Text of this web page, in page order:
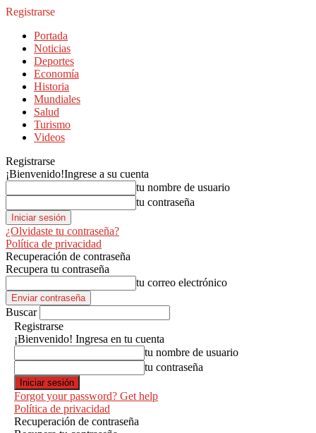
Registrarse
Portada
Noticias
Deportes
Economía
Historia
Mundiales
Salud
Turismo
Videos
Registrarse
¡Bienvenido!Ingrese a su cuenta
tu nombre de usuario
tu contraseña
¿Olvidaste tu contraseña?
Política de privacidad
Recuperación de contraseña
Recupera tu contraseña
tu correo electrónico
Buscar
Registrarse
¡Bienvenido! Ingresa en tu cuenta
tu nombre de usuario
tu contraseña
Forgot your password? Get help
Política de privacidad
Recuperación de contraseña